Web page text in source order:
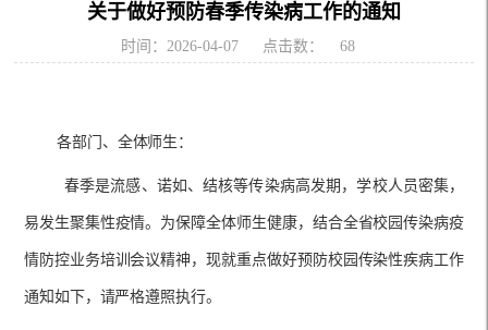
关于做好预防春季传染病工作的通知
时间：2026-04-07 点击数： 68
各部门、全体师生：
春季是流感、诺如、结核等传染病高发期，学校人员密集，
易发生聚集性疫情。为保障全体师生健康，结合全省校园传染病疫
情防控业务培训会议精神，现就重点做好预防校园传染性疾病工作
通知如下，请严格遵照执行。